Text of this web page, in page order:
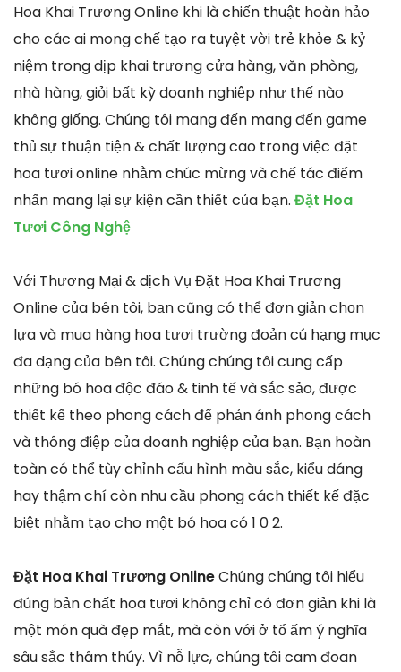
Hoa Khai Trương Online khi là chiến thuật hoàn hảo
cho các ai mong chế tạo ra tuyệt vời trẻ khỏe & kỷ
niệm trong dịp khai trương cửa hàng, văn phòng,
nhà hàng, giỏi bất kỳ doanh nghiệp như thế nào
không giống. Chúng tôi mang đến mang đến game
thủ sự thuận tiện & chất lượng cao trong việc đặt
hoa tươi online nhằm chúc mừng và chế tác điểm
nhấn mang lại sự kiện cần thiết của bạn. Đặt Hoa
Tươi Công Nghệ
Với Thương Mại & dịch Vụ Đặt Hoa Khai Trương
Online của bên tôi, bạn cũng có thể đơn giản chọn
lựa và mua hàng hoa tươi trường đoản cú hạng mục
đa dạng của bên tôi. Chúng chúng tôi cung cấp
những bó hoa độc đáo & tinh tế và sắc sảo, được
thiết kế theo phong cách để phản ánh phong cách
và thông điệp của doanh nghiệp của bạn. Bạn hoàn
toàn có thể tùy chỉnh cấu hình màu sắc, kiểu dáng
hay thậm chí còn nhu cầu phong cách thiết kế đặc
biệt nhằm tạo cho một bó hoa có 1 0 2.
Đặt Hoa Khai Trương OnlineChúng chúng tôi hiểu
đúng bản chất hoa tươi không chỉ có đơn giản khi là
một món quà đẹp mắt, mà còn với ở tổ ấm ý nghĩa
sâu sắc thâm thúy. Vì nỗ lực, chúng tôi cam đoan